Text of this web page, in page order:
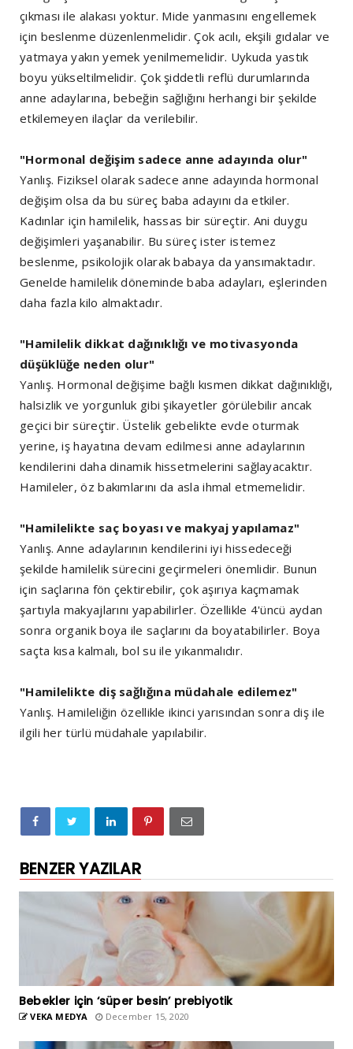
çıkması ile alakası yoktur. Mide yanmasını engellemek
için beslenme düzenlenmelidir. Çok acılı, ekşili gıdalar ve
yatmaya yakın yemek yenilmemelidir. Uykuda yastık
boyu yükseltilmelidir. Çok şiddetli reflü durumlarında
anne adaylarına, bebeğin sağlığını herhangi bir şekilde
etkilemeyen ilaçlar da verilebilir.
"Hormonal değişim sadece anne adayında olur"
Yanlış. Fiziksel olarak sadece anne adayında hormonal
değişim olsa da bu süreç baba adayını da etkiler.
Kadınlar için hamilelik, hassas bir süreçtir. Ani duygu
değişimleri yaşanabilir. Bu süreç ister istemez
beslenme, psikolojik olarak babaya da yansımaktadır.
Genelde hamilelik döneminde baba adayları, eşlerinden
daha fazla kilo almaktadır.
"Hamilelik dikkat dağınıklığı ve motivasyonda
düşüklüğe neden olur"
Yanlış. Hormonal değişime bağlı kısmen dikkat dağınıklığı,
halsizlik ve yorgunluk gibi şikayetler görülebilir ancak
geçici bir süreçtir. Üstelik gebelikte evde oturmak
yerine, iş hayatına devam edilmesi anne adaylarının
kendilerini daha dinamik hissetmelerini sağlayacaktır.
Hamileler, öz bakımlarını da asla ihmal etmemelidir.
"Hamilelikte saç boyası ve makyaj yapılamaz"
Yanlış. Anne adaylarının kendilerini iyi hissedeceği
şekilde hamilelik sürecini geçirmeleri önemlidir. Bunun
için saçlarına fön çektirebilir, çok aşırıya kaçmamak
şartıyla makyajlarını yapabilirler. Özellikle 4'üncü aydan
sonra organik boya ile saçlarını da boyatabilirler. Boya
saçta kısa kalmalı, bol su ile yıkanmalıdır.
"Hamilelikte diş sağlığına müdahale edilemez"
Yanlış. Hamileliğin özellikle ikinci yarısından sonra diş ile
ilgili her türlü müdahale yapılabilir.
BENZER YAZILAR
Bebekler için ‘süper besin’ prebiyotik
VEKA MEDYA December 15, 2020